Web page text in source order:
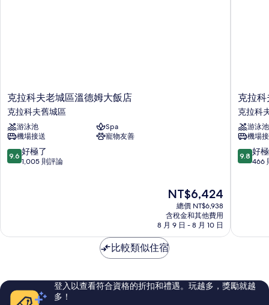
克
拉
科
夫
老
城
區
克
舊
城
克拉科夫老城區溫德姆大飯店
克拉科夫舊城區
游泳池
Spa
機場接送
寵物友善
9.6
分，
了，
論
9.6 好極了
1,005 則評論
現
價
格
為
NT$6,424
NT$6,424
總價 NT$6,938
含稅金和其他費用
8 月 9 日 - 8 月 10 日
克
拉
科
夫
薩
斯
基
頓
選
系
克拉
克拉科
游泳池
機場
9.8
分，
了，
論
9.8 好
466
比較類似住宿
登入以查看符合資格的折扣和禮遇。玩越多，獎勵就越
多！